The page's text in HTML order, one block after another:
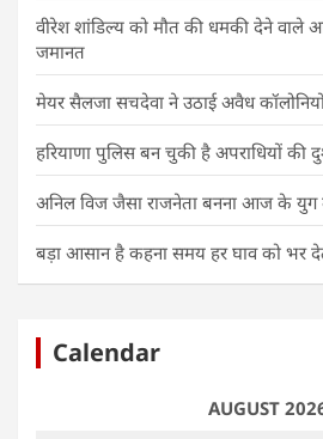
वीरेश शांडिल्य को मौत की धमकी देने वाले
जमानत
मेयर सैलजा सचदेवा ने उठाई अवैध
हरियाणा पुलिस बन चुकी है अपराधियों की
अनिल विज जैसा राजनेता बनना आज के
बड़ा आसान है कहना समय हर घाव को भर
Calendar
AUGUST